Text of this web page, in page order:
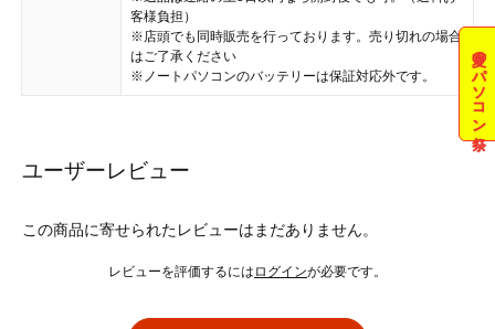
客様負担）
※店頭でも同時販売を行っております。売り切れの場合
はご了承ください
※ノートパソコンのバッテリーは保証対応外です。
ユーザーレビュー
この商品に寄せられたレビューはまだありません。
レビューを評価するには ログインが必要です。
夏のパソコン祭